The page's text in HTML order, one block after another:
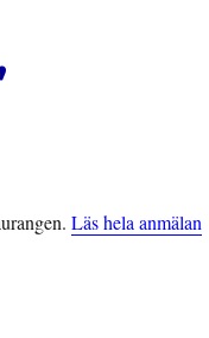
Läs hela anmälan